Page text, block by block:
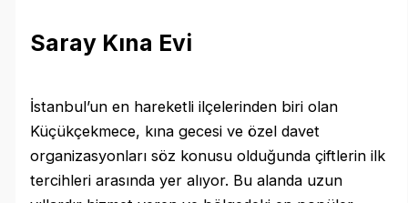
Saray Kına Evi
İstanbul’un en hareketli ilçelerinden biri olan
Küçükçekmece, kına gecesi ve özel davet
organizasyonları söz konusu olduğunda çiftlerin ilk
tercihleri arasında yer alıyor. Bu alanda uzun